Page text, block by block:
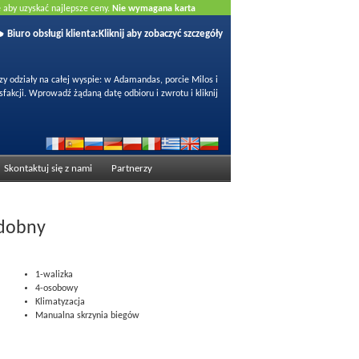
uzyskać najlepsze ceny. Nie wymagana karta
Biuro obsługi klienta: Kliknij aby zobaczyć szczegóły
odziały na całej wyspie: w Adamandas, porcie Milos i
Wprowadź żądaną datę odbioru i zwrotu i kliknij
Skontaktuj się z nami Partnerzy
1-walizka
4-osobowy
Klimatyzacja
Manualna skrzynia biegów